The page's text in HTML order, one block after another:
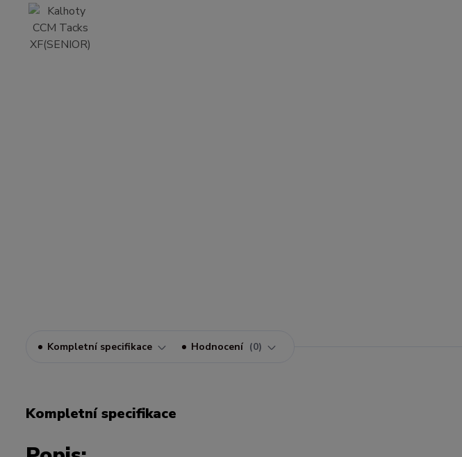
Kompletní specifikace Hodnocení 0
Kompletní specifikace